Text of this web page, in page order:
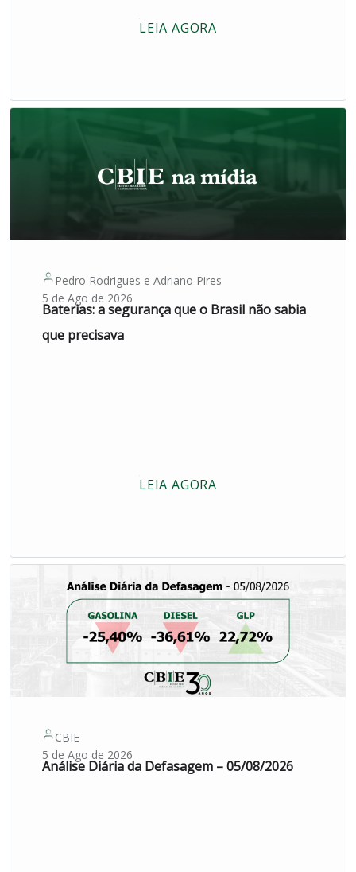
LEIA AGORA
Pedro Rodrigues e Adriano Pires
5 de Ago de 2026
Baterias: a segurança que o Brasil não sabia
que precisava
LEIA AGORA
CBIE
5 de Ago de 2026
Análise Diária da Defasagem – 05/08/2026